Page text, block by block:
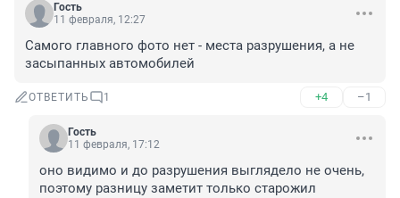
Гость
11 февраля, 12:27
Самого главного фото нет - места разрушения, а не
засыпанных автомобилей
ОТВЕТИТЬ 1 +4 –1
Гость
11 февраля, 17:12
оно видимо и до разрушения выглядело не очень,
поэтому разницу заметит только старожил